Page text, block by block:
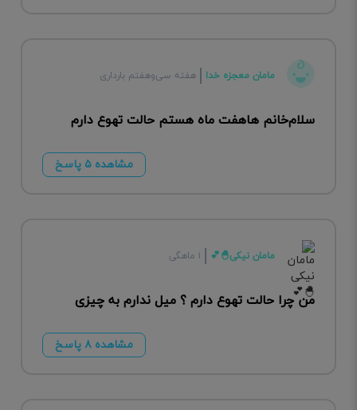
مامان معجزه خدا هفته سی‌وهفتم بارداری
سلام‌خانم هاهفت ماه هستم حالت تهوع دارم
مشاهده ۵ پاسخ
مامان نیکی🐣💕 ۱ ماهگی
من چرا حالت تهوع دارم ؟ میل ندارم به چیزی
مشاهده ۸ پاسخ